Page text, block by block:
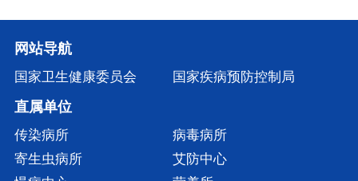
网站导航
国家卫生健康委员会 国家疾病预防控制局
直属单位
传染病所
病毒病所
寄生虫病所
艾防中心